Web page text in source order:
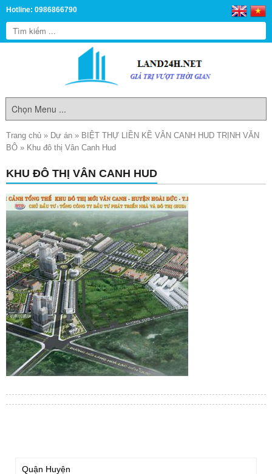
Hotline: 0986866790
Trang chủ » Dự án » BIỆT THỰ LIỀN KỀ VÂN CANH HUD TRỊNH VĂN
BÔ » Khu đô thị Vân Canh Hud
KHU ĐÔ THỊ VÂN CANH HUD